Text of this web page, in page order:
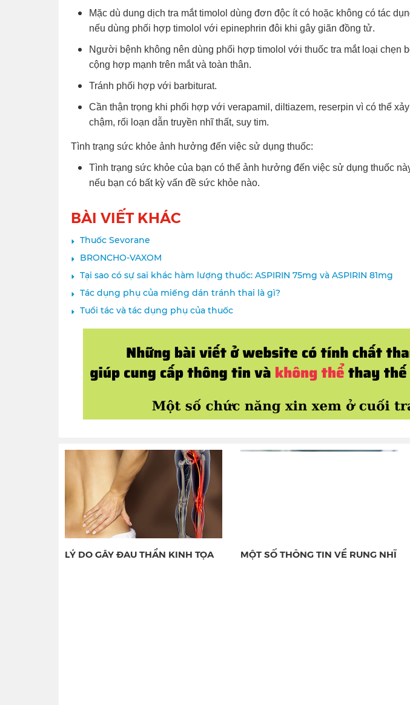
Mặc dù dung dịch tra mắt timolol dùng đơn độc ít có hoặc không có tác
nếu dùng phối hợp timolol với epinephrin đôi khi gây giãn đồng tử.
Người bệnh không nên dùng phối hợp timolol với thuốc tra mắt loại chẹn
cộng hợp mạnh trên mắt và toàn thân.
Tránh phối hợp với barbiturat.
Cần thận trọng khi phối hợp với verapamil, diltiazem, reserpin vì có thể
chậm, rối loạn dẫn truyền nhĩ thất, suy tim.
Tình trạng sức khỏe ảnh hưởng đến việc sử dụng thuốc:
Tình trạng sức khỏe của bạn có thể ảnh hưởng đến việc sử dụng thuốc
nếu bạn có bất kỳ vấn đề sức khỏe nào.
BÀI VIẾT KHÁC
Thuốc Sevorane
BRONCHO-VAXOM
Tại sao có sự sai khác hàm lượng thuốc: ASPIRIN 75mg và ASPIRIN 81mg
Tác dụng phụ của miếng dán tránh thai là gì?
Tuổi tác và tác dụng phụ của thuốc
LÝ DO GÂY ĐAU THẦN KINH TỌA MỘT SỐ THÔNG TIN VỀ RUNG NHĨ